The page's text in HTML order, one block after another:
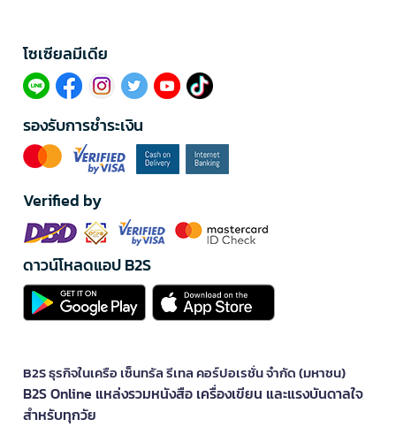
โซเซียลมีเดีย​
รองรับการชำระเงิน
Verified by
ดาวน์โหลดแอป B2S
B2S ธุรกิจในเครือ เซ็นทรัล รีเทล คอร์ปอเรชั่น จำกัด (มหาชน)
B2S Online แหล่งรวมหนังสือ เครื่องเขียน และแรงบันดาลใจ
สำหรับทุกวัย